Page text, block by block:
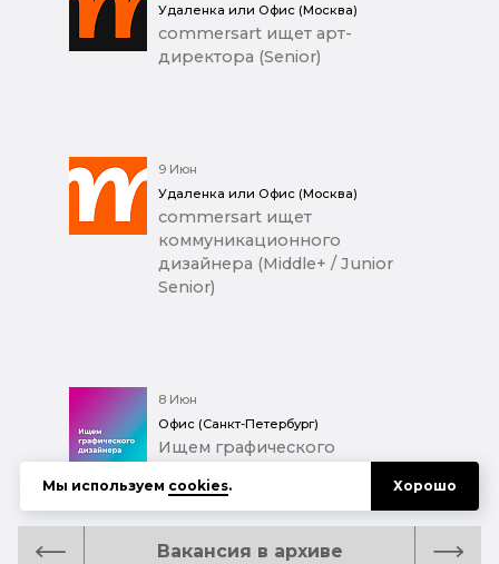
Вакансия в архиве
Удаленка или Офис (Москва)
commersart ищет арт-
директора (Senior)
9 Июн
Удаленка или Офис (Москва)
commersart ищет
коммуникационного
дизайнера (Middle+ / Junior
Senior)
8 Июн
Офис (Санкт-Петербург)
Ищем графического
Marketing, NDA)
Мы используем cookies. Хорошо